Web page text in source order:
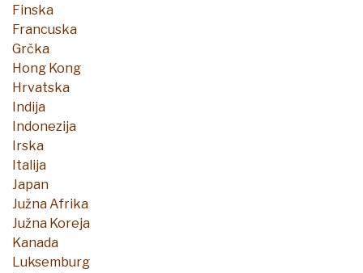
Finska
Francuska
Grčka
Hong Kong
Hrvatska
Indija
Indonezija
Irska
Italija
Japan
Južna Afrika
Južna Koreja
Kanada
Luksemburg